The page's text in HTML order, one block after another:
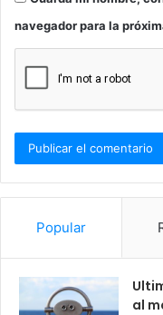
navegador para la
Popular
al